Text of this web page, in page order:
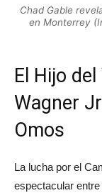
Chad Gable
en Monterrey
El Hijo
Wagner
Omos
La lucha por el
espectacular